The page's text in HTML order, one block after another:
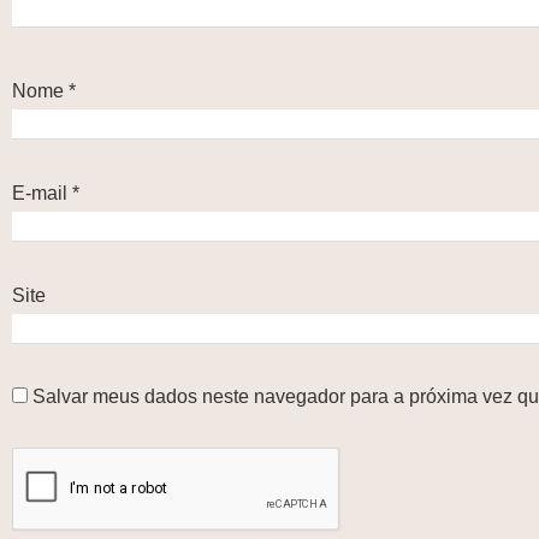
Nome *
E-mail *
Site
Salvar meus dados neste navegador para a próxima vez